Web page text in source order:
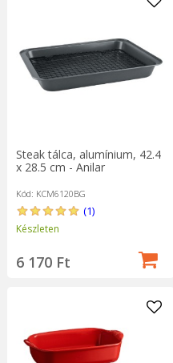
Steak tálca, alumínium, 42.4
x 28.5 cm - Anilar
Kód: KCM6120BG
(1)
Készleten
6 170 Ft